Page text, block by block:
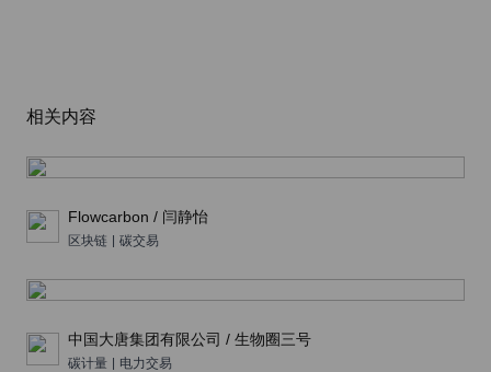
相关内容
Flowcarbon / 闫静怡
区块链 碳交易
中国大唐集团有限公司 / 生物圈三号
碳计量 | 电力交易